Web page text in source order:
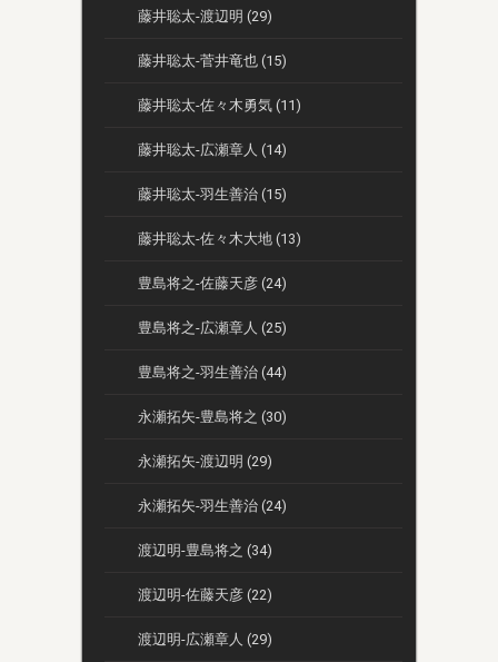
藤井聡太-渡辺明 (29)
藤井聡太-菅井竜也 (15)
藤井聡太-佐々木勇気 (11)
藤井聡太-広瀬章人 (14)
藤井聡太-羽生善治 (15)
藤井聡太-佐々木大地 (13)
豊島将之-佐藤天彦 (24)
豊島将之-広瀬章人 (25)
豊島将之-羽生善治 (44)
永瀬拓矢-豊島将之 (30)
永瀬拓矢-渡辺明 (29)
永瀬拓矢-羽生善治 (24)
渡辺明-豊島将之 (34)
渡辺明-佐藤天彦 (22)
渡辺明-広瀬章人 (29)